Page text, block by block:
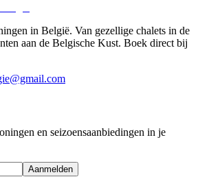
in België. Van gezellige chalets in de
aan de Belgische Kust. Boek direct bij
en seizoensaanbiedingen in je
Aanmelden